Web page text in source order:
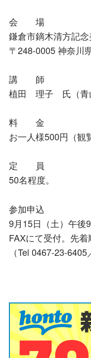
会 場
鎌倉市鏑木清方記
〒248-0005 神奈川
講 師
植田 理子 氏（青
料 金
お一人様500円（観
定 員
50名程度。
参加申込
9月15日（土）午後
FAXにて受付。先着
（Tel 0467-23-